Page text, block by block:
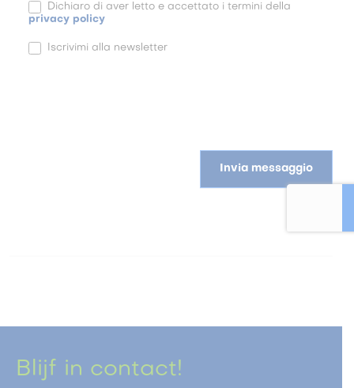
Dichiaro di aver letto e accettato i termini della
privacy policy
Iscrivimi alla newsletter
Invia messaggio
Blijf in contact!